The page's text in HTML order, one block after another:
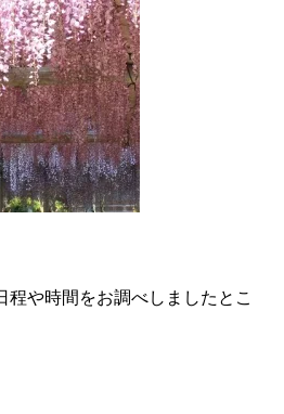
程や時間をお調べしましたとこ